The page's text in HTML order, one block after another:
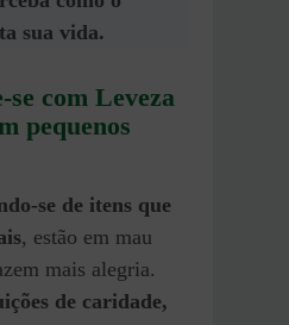
sua vida.
se com Leveza
pequenos
se de itens que
, estão em mau
mais alegria.
de caridade,